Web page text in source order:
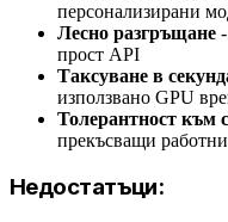
персонализирани
Лесно разгръщане
прост API
Таксуване в
използвано GPU
Толерантност към
прекъсващи
Недостатъци: